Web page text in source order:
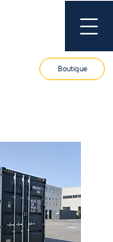
Boutique